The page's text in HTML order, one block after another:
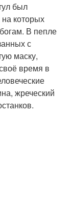
был
которых
В пепле
с
маску,
время в
жреческий